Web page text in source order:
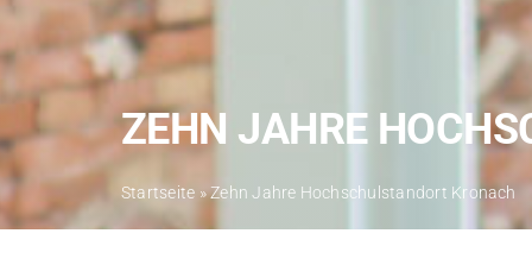
ZEHN JAHRE
Startseite »Zehn Jahre Hochschulstandort Kronach